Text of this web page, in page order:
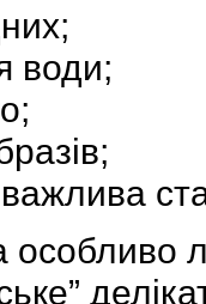
води;